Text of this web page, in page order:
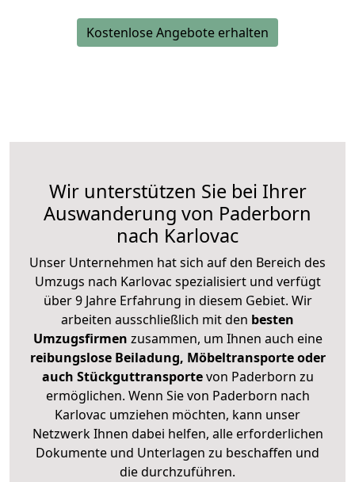
Kostenlose Angebote erhalten
Wir unterstützen Sie bei Ihrer
Auswanderung von Paderborn
nach Karlovac
Unser Unternehmen hat sich auf den Bereich des
Umzugs nach Karlovac spezialisiert und verfügt
über 9 Jahre Erfahrung in diesem Gebiet. Wir
arbeiten ausschließlich mit den besten
Umzugsfirmen zusammen, um Ihnen auch eine
reibungslose Beiladung, Möbeltransporte oder
auch Stückguttransportevon Paderborn zu
ermöglichen. Wenn Sie von Paderborn nach
Karlovac umziehen möchten, kann unser
Netzwerk Ihnen dabei helfen, alle erforderlichen
Dokumente und Unterlagen zu beschaffen und
die durchzuführen.